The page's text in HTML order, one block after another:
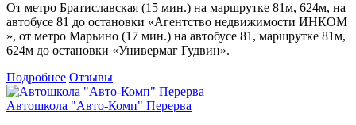
От метро Братиславская (15 мин.) на маршрутке 81м, 624м, на
автобусе 81 до остановки «Агентство недвижимости ИНКОМ
», от метро Марьино (17 мин.) на автобусе 81, маршрутке 81м,
624м до остановки «Универмаг Гудвин».
Подробнее Отзывы
Автошкола "Авто-Комп" Перерва